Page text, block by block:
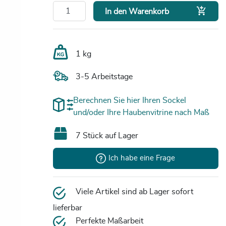
In den Warenkorb 
1 kg
3-5 Arbeitstage
Berechnen Sie hier Ihren Sockel
und/oder Ihre Haubenvitrine nach Maß
7 Stück auf Lager
Ich habe eine Frage
Viele Artikel sind ab Lager sofort
lieferbar
Perfekte Maßarbeit